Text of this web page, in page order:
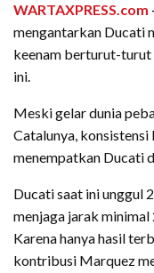
WARTAXPRESS.com
mengantarkan Ducati
keenam berturut-
ini.
Meski gelar dunia
Catalunya,
menempatkan Ducati
Ducati saat ini unggul
menjaga jarak
Karena hanya hasil
kontribusi Marquez